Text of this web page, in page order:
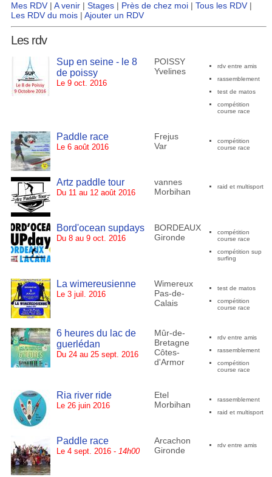
Mes RDV| A venir| Stages| Près de chez moi| Tous les RDV|
Les RDV du mois| Ajouter un RDV
Les rdv
Sup en seine - le 8
de poissy
Le 9 oct. 2016
POISSY
Yvelines
rdv entre amis
rassemblement
test de matos
compétition
course race
Paddle race
Le 6 août 2016
Frejus
Var
compétition
course race
Artz paddle tour
Du 11 au 12 août 2016
vannes
Morbihan
raid et multisport
Bord'ocean supdays
Du 8 au 9 oct. 2016
BORDEAUX
Gironde
compétition
course race
compétition sup
surfing
La wimereusienne
Le 3 juil. 2016
Wimereux
Pas-de-
Calais
test de matos
compétition
course race
6 heures du lac de
guerlédan
Du 24 au 25 sept. 2016
Mûr-de-
Bretagne
Côtes-
d'Armor
rdv entre amis
rassemblement
compétition
course race
Ria river ride
Le 26 juin 2016
Etel
Morbihan
rassemblement
raid et multisport
Paddle race
Le 4 sept. 2016 - 14h00
Arcachon
Gironde
rdv entre amis